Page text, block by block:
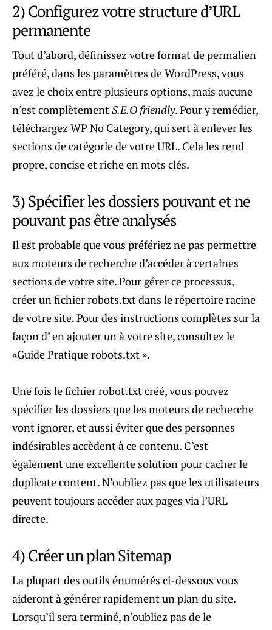
2) Configurez votre structure d’URL
permanente
Tout d’abord, définissez votre format de permalien
préféré, dans les paramètres de WordPress, vous
avez le choix entre plusieurs options, mais aucune
n’est complètementS.E.O friendly. Pour y remédier,
téléchargez WP No Category, qui sert à enlever les
sections de catégorie de votre URL. Cela les rend
propre, concise et riche en mots clés.
3) Spécifier les dossiers pouvant et ne
pouvant pas être analysés
Il est probable que vous préfériez ne pas permettre
aux moteurs de recherche d’accéder à certaines
sections de votre site. Pour gérer ce processus,
créer un fichier robots.txt dans le répertoire racine
de votre site. Pour des instructions complètes sur la
façon d’ en ajouter un à votre site, consultez le
«Guide Pratique robots.txt ».
Une fois le fichier robot.txt créé, vous pouvez
spécifier les dossiers que les moteurs de recherche
vont ignorer, et aussi éviter que des personnes
indésirables accèdent à ce contenu. C’est
également une excellente solution pour cacher le
duplicate content. N’oubliez pas que les utilisateurs
peuvent toujours accéder aux pages via l’URL
directe.
4) Créer un plan Sitemap
La plupart des outils énumérés ci-dessous vous
aideront à générer rapidement un plan du site.
Lorsqu’il sera terminé, n’oubliez pas de le